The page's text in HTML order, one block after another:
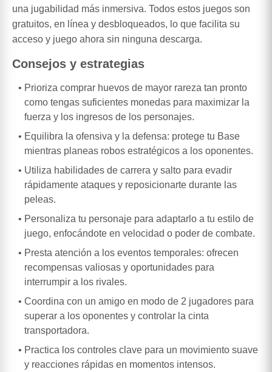
una jugabilidad más inmersiva. Todos estos juegos son
gratuitos, en línea y desbloqueados, lo que facilita su
acceso y juego ahora sin ninguna descarga.
Consejos y estrategias
Prioriza comprar huevos de mayor rareza tan pronto
como tengas suficientes monedas para maximizar la
fuerza y los ingresos de los personajes.
Equilibra la ofensiva y la defensa: protege tu Base
mientras planeas robos estratégicos a los oponentes.
Utiliza habilidades de carrera y salto para evadir
rápidamente ataques y reposicionarte durante las
peleas.
Personaliza tu personaje para adaptarlo a tu estilo de
juego, enfocándote en velocidad o poder de combate.
Presta atención a los eventos temporales: ofrecen
recompensas valiosas y oportunidades para
interrumpir a los rivales.
Coordina con un amigo en modo de 2 jugadores para
superar a los oponentes y controlar la cinta
transportadora.
Practica los controles clave para un movimiento suave
y reacciones rápidas en momentos intensos.